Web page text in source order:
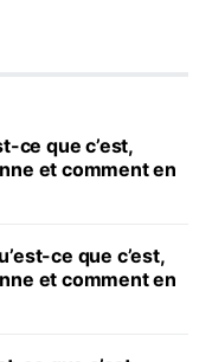
ce que c’est,
et comment en
ce que c’est,
et comment en